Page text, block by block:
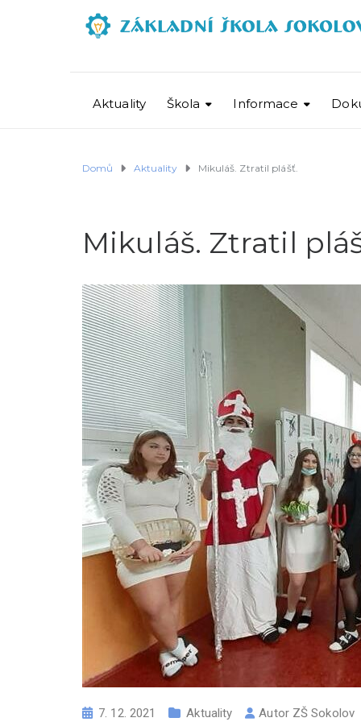
Aktuality Škola Informace
Domů Aktuality Mikuláš. Ztratil plášť.
Mikuláš. Ztratil
7. 12. 2021 Aktuality Autor ZŠ Sokolov